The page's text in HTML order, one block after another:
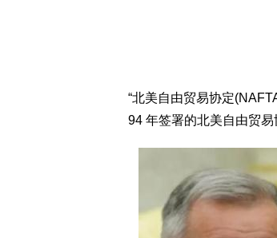
“北美自由贸易协定
94 年签署的北美自由贸